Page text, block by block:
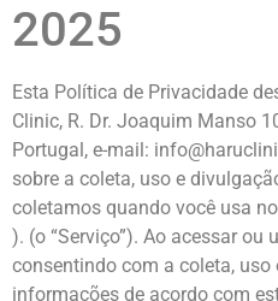
2025
Esta Política de Privacidade
Clinic, R. Dr. Joaquim Manso
Portugal, e-mail:
sobre a coleta, uso e
coletamos quando você usa
). (o “Serviço”). Ao acessar ou
consentindo com a coleta,
informações de acordo com